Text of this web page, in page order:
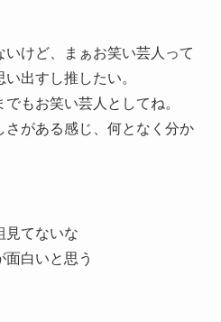
けど、まぁお笑い芸人って
出すし推したい。
もお笑い芸人としてね。
がある感じ、何となく分か
見てないな
白いと思う